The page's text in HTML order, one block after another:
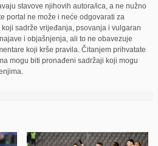
stavove njihovih autora/ica, a ne nužno
portal ne može i neće odgovarati za
sadrže vrijeđanja, psovanja i vulgaran
i objašnjenja, ali to ne obavezuje
koji krše pravila. Čitanjem prihvatate
mogu biti pronađeni sadržaji koji mogu